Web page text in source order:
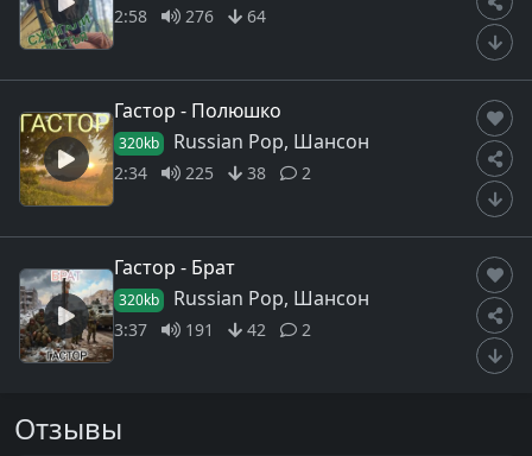
2:58 276 64
Гастор - Полюшко
320kb Russian Pop, Шансон
2:34 225 38 2
Гастор - Брат
320kb Russian Pop, Шансон
3:37 191 42 2
Отзывы